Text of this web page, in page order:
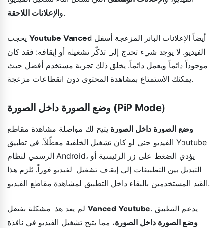
والإعلانات اللاحقة .
Youtube Vanced
الفيديو. لا يوجد شيء تحتاج إلى تذكّر تشغيله أو إيقافه: فقد كان
موجوداً دائماً ويعمل دائماً. يخلق ذلك تجربة مستخدم أفضل حيث
يمكنك الاستمتاع بمشاهدة المحتوى دون انقطاعات مزعجة.
وضع الصورة داخل الصورة (PiP Mode)
وضع الصورة داخل الصورة يتيح لك مواصلة مشاهدة مقاطع
الفيديو حتى لو كان تشغيل الخلفية معطّلاً. في تطبيق Youtube
الرسمي لنظام Android، يؤدي الضغط على زر الرئيسية أو
التبديل بين التطبيقات إلى إيقاف تشغيل الفيديو فوراً. يُلزم هذا
القيد المستخدمين بالبقاء داخل التطبيق لمشاهدة مقاطع الفيديو.
Vanced Youtube . يدعم التطبيق
وضع الصورة داخل الصورة، مما يتيح تشغيل الفيديو في نافذة